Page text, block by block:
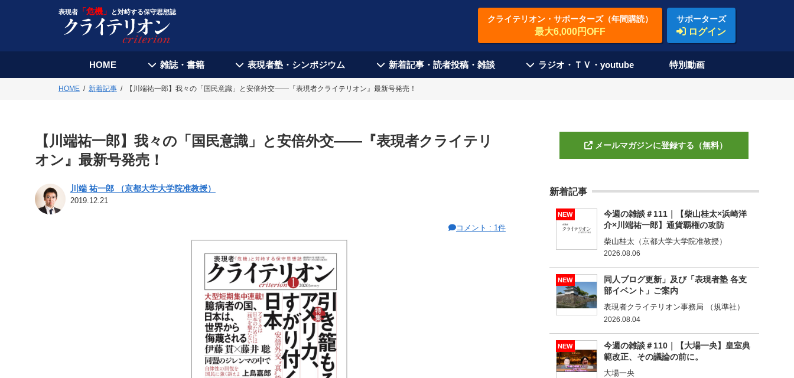
表現者「危機」 と対峙する保守思想誌
クライテリオン・サポーターズ（年間購読）
最大6,000円OFF
サポーターズ
ログイン
HOME 雑誌・書籍 表現者塾・シンポジウム 新着記事・読者投稿・雑談 ラジオ・ＴＶ・youtube 特別動画
HOME 新着記事 【川端祐一郎】我々の「国民意識」と安倍外交――『表現者クライテリオン』最新号発売！
【川端祐一郎】我々の「国民意識」と安倍外交――『表現者クライテリ
オン』最新号発売！
川端 祐一郎 （京都大学大学院准教授）
2019.12.21
コメント : 1件
メールマガジンに登録する（無料）
新着記事
NEW
今週の雑談＃111｜【柴山桂太×浜崎洋
介×川端祐一郎】通貨覇権の攻防
柴山桂太（京都大学大学院准教授）
2026.08.06
NEW
同人ブログ更新」及び「表現者塾 各支
部イベント」ご案内
表現者クライテリオン事務局 （規準社）
2026.08.04
NEW
今週の雑談＃110｜【大場一央】皇室典
範改正、その議論の前に。
大場一央